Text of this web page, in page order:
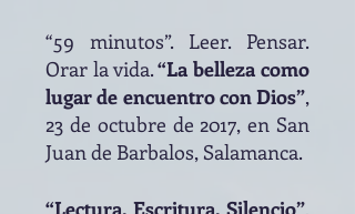
“59 minutos”. Leer. Pensar.
Orar la vida.“La belleza como
lugar de encuentro con Dios”,
23 de octubre de 2017, en San
Juan de Barbalos, Salamanca.
“Lectura. Escritura. Silencio”,